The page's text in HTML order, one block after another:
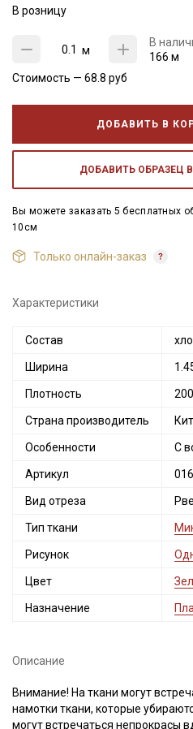
В розницу
м
В
166 м
Стоимость — 68.8 руб
ДОБАВИТЬ В
ДОБАВИТЬ ОБРАЗЕЦ
Вы можете заказать 5 бесплатных
10см
Только онлайн-заказ
Характеристики
Состав
Ширина
Плотность
Страна производитель
Особенности С
Артикул
Вид отреза
Тип ткани
Рисунок
Цвет
Назначение
Описание
Внимание! На ткани могут
намотки ткани, которые
могут встречаться непрокрасы